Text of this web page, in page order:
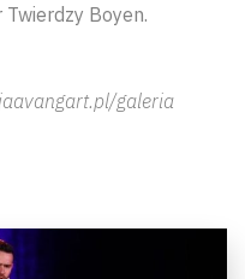
Boyen.
galeria